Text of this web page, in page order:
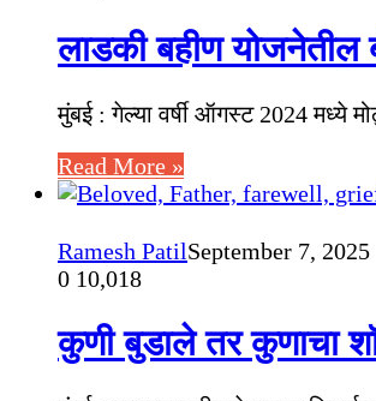
लाडकी बहीण योजनेतील
मुंबई : गेल्या वर्षी ऑगस्ट 2024 मध्ये
Read More »
Ramesh PatilSeptember 7, 2025
0 10,018
कुणी बुडाले तर कुणाचा